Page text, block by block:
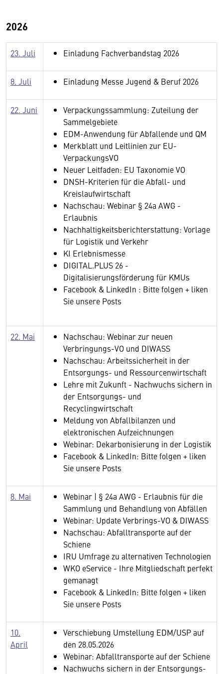
2026
23. Juli Einladung Fachverbandstag 2026
8. Juli Einladung Messe Jugend & Beruf 2026
22. Juni
Verpackungssammlung: Zuteilung der
Sammelgebiete
EDM-Anwendung für Abfallende und QM
Merkblatt und Leitlinien zur EU-
VerpackungsVO
Neuer Leitfaden: EU Taxonomie VO
DNSH-Kriterien für die Abfall- und
Kreislaufwirtschaft
Nachschau: Webinar § 24a AWG -
Erlaubnis
Nachhaltigkeitsberichterstattung: Vorlage
für Logistik und Verkehr
KI Erlebnismesse
DIGITAL.PLUS 26 -
Digitalisierungsförderung für KMUs
Facebook & LinkedIn : Bitte folgen + liken
Sie unsere Posts
22. Mai
Nachschau: Webinar zur neuen
Verbringungs-VO und DIWASS
Nachschau: Arbeitssicherheit in der
Entsorgungs- und Ressourcenwirtschaft
Lehre mit Zukunft - Nachwuchs sichern in
der Entsorgungs- und
Recyclingwirtschaft
Meldung von Abfallbilanzen und
elektronischen Aufzeichnungen
Webinar: Dekarbonisierung in der Logistik
Facebook & LinkedIn: Bitte folgen + liken
Sie unsere Posts
8. Mai
Webinar | § 24a AWG - Erlaubnis für die
Sammlung und Behandlung von Abfällen
Webinar: Update Verbrings-VO & DIWASS
Nachschau: Abfalltransporte auf der
Schiene
IRU Umfrage zu alternativen Technologien
WKO eService - Ihre Mitgliedschaft perfekt
gemanagt
Facebook & LinkedIn: Bitte folgen + liken
Sie unsere Posts
10.
April
Verschiebung Umstellung EDM/USP auf
den 28.05.2026
Webinar: Abfalltransporte auf der Schiene
Nachwuchs sichern in der Entsorgungs-